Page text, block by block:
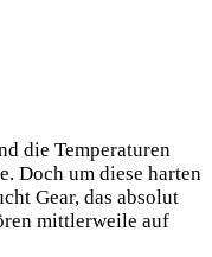
die Tem­pe­ra­tu­ren
Doch um die­se har­ten
Gear, das abso­lut
mitt­ler­wei­le auf